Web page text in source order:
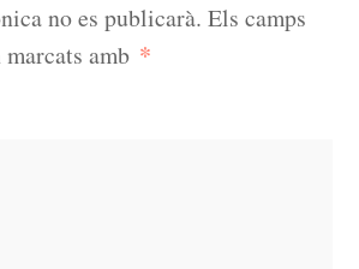
no es publicarà. Els camps
marcats amb *